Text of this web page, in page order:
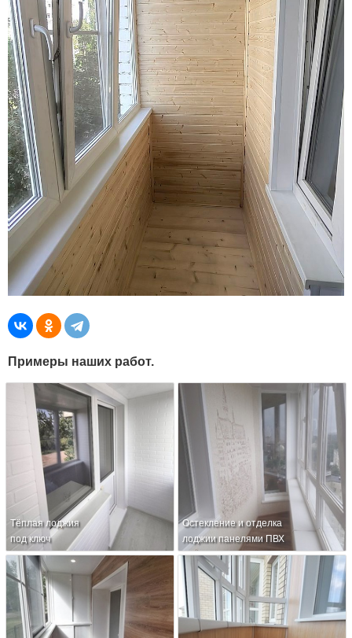
Примеры наших работ.
Тёплая лоджия
под ключ
Остекление и отделка
лоджии панелями ПВХ